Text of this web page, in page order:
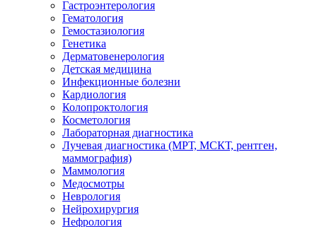
Гастроэнтерология
Гематология
Гемостазиология
Генетика
Дерматовенерология
Детская медицина
Инфекционные болезни
Кардиология
Колопроктология
Косметология
Лабораторная диагностика
Лучевая диагностика (МРТ, МСКТ, рентген,
маммография)
Маммология
Медосмотры
Неврология
Нейрохирургия
Нефрология